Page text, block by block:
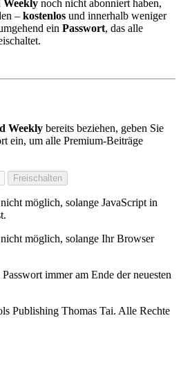
Weekly noch nicht abonniert haben,
– kostenlos und innerhalb weniger
ein Passwort, das alle
Weekly bereits beziehen, geben Sie
ein, um alle Premium-Beiträge
Freischalten
möglich, solange JavaScript in
möglich, solange Ihr Browser
immer am Ende der neuesten
Publishing Thomas Tai. Alle Rechte